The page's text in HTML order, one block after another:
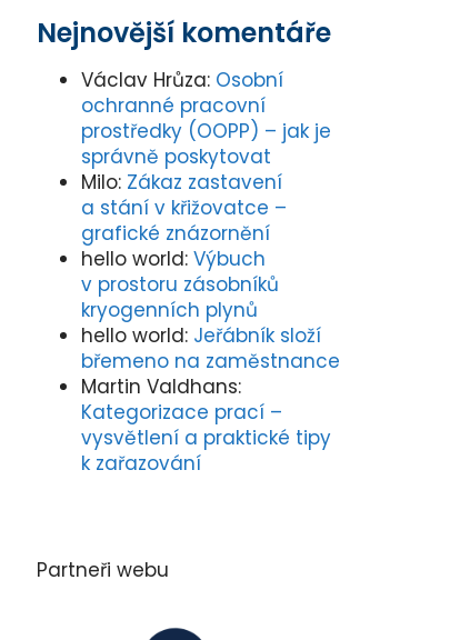
Nejnovější komentáře
Václav Hrůza: Osobní
ochranné pracovní
prostředky (OOPP) – jak je
správně poskytovat
Milo: Zákaz zastavení
a stání v křižovatce –
grafické znázornění
hello world: Výbuch
v prostoru zásobníků
kryogenních plynů
hello world: Jeřábník složí
břemeno na zaměstnance
Martin Valdhans:
Kategorizace prací –
vysvětlení a praktické tipy
k zařazování
Partneři webu